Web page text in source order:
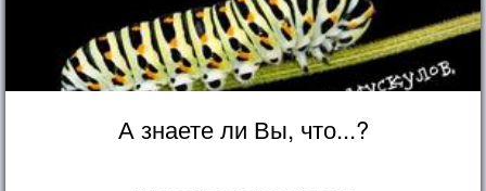
А знаете ли Вы, что...?